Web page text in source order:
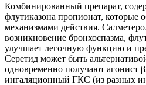
Комбинированный препарат,
флутиказона пропионат, которые
механизмами действия.
возникновение бронхоспазма,
улучшает легочную функцию и
Серетид может быть
одновременно получают агонист
ингаляционный ГКС (из разных